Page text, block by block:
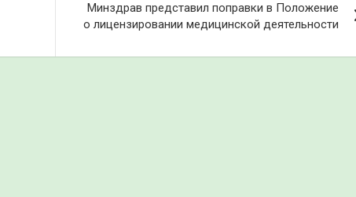
Минздрав представил поправки в Положение
о лицензировании медицинской деятельности